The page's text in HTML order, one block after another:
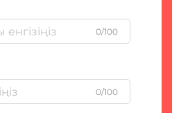
0/100
0/100